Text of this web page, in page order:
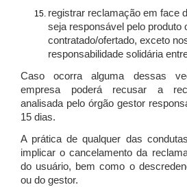
registrar reclamação em face
seja responsável pelo produto
contratado/ofertado, exceto
responsabilidade solidária
Caso ocorra alguma dessas
empresa poderá recusar a
analisada pelo órgão gestor
15 dias.
A prática de qualquer das
implicar o cancelamento da
do usuário, bem como o
ou do gestor.